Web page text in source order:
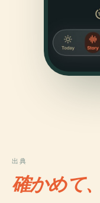
出典
確かめて